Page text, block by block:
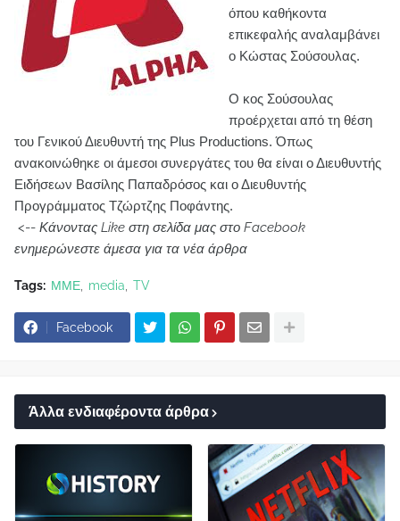
όπου καθήκοντα
επικεφαλής αναλαμβάνει
ο Κώστας Σούσουλας.
Ο κος Σούσουλας
προέρχεται από τη θέση
του Γενικού Διευθυντή της Plus Productions. Όπως
ανακοινώθηκε οι άμεσοι συνεργάτες του θα είναι ο Διευθυντής
Ειδήσεων Βασίλης Παπαδρόσος και ο Διευθυντής
Προγράμματος Τζώρτζης Ποφάντης.
<-- Κάνοντας Like στη σελίδα μας στο Facebook
ενημερώνεστε άμεσα για τα νέα άρθρα
Tags: ΜΜΕ media TV
Facebook
Άλλα ενδιαφέροντα άρθρα